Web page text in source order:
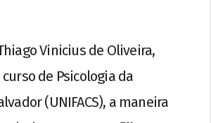
Vinicius de Oliveira,
de Psicologia da
(UNIFACS), a maneira